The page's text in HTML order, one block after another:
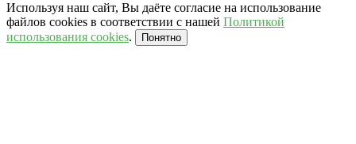
Используя наш сайт, Вы даёте согласие на использование
файлов cookies в соответствии с нашей Политикой
использования cookies. Понятно